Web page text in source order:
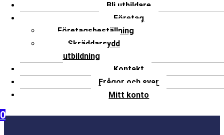
Bli utbildare
Företag
Företagsbeställning
Skräddarsydd
utbildning
Kontakt
Frågor och svar
Mitt konto
0
Har du inget konto?Registrera dig